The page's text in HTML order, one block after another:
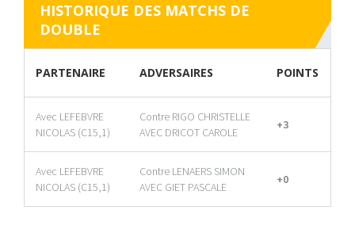
HISTORIQUE DES MATCHS DE
DOUBLE
PARTENAIRE ADVERSAIRES POINTS
Avec LEFEBVRE
NICOLAS (C15,1)
Contre RIGO CHRISTELLE
AVEC DRICOT CAROLE
+3
Avec LEFEBVRE
NICOLAS (C15,1)
Contre LENAERS SIMON
AVEC GIET PASCALE
+0